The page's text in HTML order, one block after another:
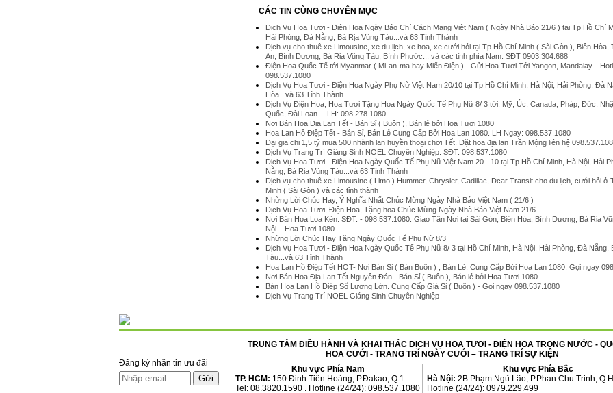
CÁC TIN CÙNG CHUYÊN MỤC
Dịch Vụ Hoa Tươi - Điện Hoa Ngày Báo Chí Cách Mạng Việt Nam ( Ngày Nhà Báo 21/6 ) tại Tp Hồ Chí
Hải Phòng, Đà Nẵng, Bà Rịa Vũng Tàu...và 63 Tỉnh Thành
Dịch vụ cho thuê xe Limousine, xe du lịch, xe hoa, xe cưới hỏi tại Tp Hồ Chí Minh ( Sài Gòn ), Biên Hòa,
An, Bình Dương, Bà Rịa Vũng Tàu, Bình Phước... và các tỉnh phía Nam. SĐT 0903.304.688
Điện Hoa Quốc Tế tới Myanmar ( Mi-an-ma hay Miến Điện ) - Gửi Hoa Tươi Tới Yangon, Mandalay...
098.537.1080
Dịch Vụ Hoa Tươi - Điện Hoa Ngày Phụ Nữ Việt Nam 20/10 tại Tp Hồ Chí Minh, Hà Nội, Hải Phòng, Đà
Hòa...và 63 Tỉnh Thành
Dịch Vụ Điện Hoa, Hoa Tươi Tặng Hoa Ngày Quốc Tế Phụ Nữ 8/ 3 tới: Mỹ, Úc, Canada, Pháp, Đức,
Quốc, Đài Loan… LH: 098.278.1080
Nơi Bán Hoa Địa Lan Tết - Bán Sỉ ( Buôn ), Bán lẻ bởi Hoa Tươi 1080
Hoa Lan Hồ Điệp Tết - Bán Sỉ, Bán Lẻ Cung Cấp Bởi Hoa Lan 1080. LH Ngay: 098.537.1080
Đại gia chi 1,5 tỷ mua 500 nhành lan huyền thoại chơi Tết. Đặt hoa địa lan Trần Mộng liên hệ
Dịch Vụ Trang Trí Giáng Sinh NOEL Chuyên Nghiệp. SĐT: 098.537.1080
Dịch Vụ Hoa Tươi - Điện Hoa Ngày Quốc Tế Phụ Nữ Việt Nam 20 - 10 tại Tp Hồ Chí Minh, Hà Nội, Hải
Nẵng, Bà Rịa Vũng Tàu...và 63 Tỉnh Thành
Dịch vụ cho thuê xe Limousine ( Limo ) Hummer, Chrysler, Cadillac, Dcar Transit cho du lịch, cưới hỏi ở
Minh ( Sài Gòn ) và các tỉnh thành
Những Lời Chúc Hay, Ý Nghĩa Nhất Chúc Mừng Ngày Nhà Báo Việt Nam ( 21/6 )
Dịch Vụ Hoa Tươi, Điện Hoa, Tặng hoa Chúc Mừng Ngày Nhà Báo Việt Nam 21/6
Nơi Bán Hoa Loa Kèn. SĐT: - 098.537.1080. Giao Tận Nơi tại Sài Gòn, Biên Hòa, Bình Dương, Bà Rịa
Nội... Hoa Tươi 1080
Những Lời Chúc Hay Tặng Ngày Quốc Tế Phụ Nữ 8/3
Dịch Vụ Hoa Tươi - Điện Hoa Ngày Quốc Tế Phụ Nữ 8/ 3 tại Hồ Chí Minh, Hà Nội, Hải Phòng, Đà Nẵng,
Tàu...và 63 Tỉnh Thành
Hoa Lan Hồ Điệp Tết HOT- Nơi Bán Sỉ ( Bán Buôn ) , Bán Lẻ, Cung Cấp Bởi Hoa Lan 1080. Gọi ngay
Nơi Bán Hoa Địa Lan Tết Nguyên Đán - Bán Sỉ ( Buôn ), Bán lẻ bởi Hoa Tươi 1080
Bán Hoa Lan Hồ Điệp Số Lượng Lớn. Cung Cấp Giá Sỉ ( Buôn ) - Gọi ngay 098.537.1080
Dịch Vụ Trang Trí NOEL Giáng Sinh Chuyên Nghiệp
Đăng ký nhận tin ưu đãi
TRUNG TÂM ĐIỀU HÀNH VÀ KHAI THÁC DỊCH VỤ HOA TƯƠI - ĐIỆN HOA TRONG NƯỚC -
HOA CƯỚI - TRANG TRÍ NGÀY CƯỚI – TRANG TRÍ SỰ KIỆN
Khu vực Phía Nam
TP. HCM: 150 Đinh Tiên Hoàng, P.Đakao, Q.1
Tel: 08.3820.1590 . Hotline (24/24): 098.537.1080
Khu vực Phía Bắc
Hà Nội: 2B Phạm Ngũ Lão, P.Phan Chu Trinh,
Hotline (24/24): 0979.229.499